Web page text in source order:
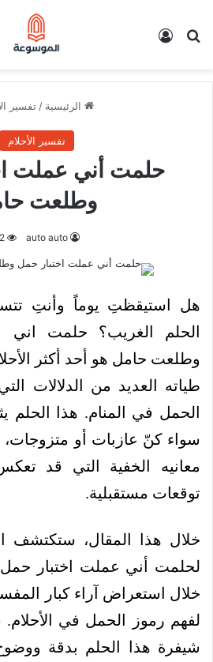
بحث عن
الرئيسية / تفسير
تفسير الأحلام
حلمت أني عملت
وطلعت
auto auto
هل استيقظتِ يوماً وأنتِ
الحلم الغريب؟ حلمت اني
وطلعت حامل هو أحد أكثر
طياته العديد من الدلالات
الحمل في المنام. هذا الحلم
سواء كنّ عازبات أو
توقعات مستقبلية.
خلال هذا المقال، ستكتشف
لحلمت أني عملت اختبار
خلال استعراض آراء كبار
لفهم رموز الحمل في
شيفرة هذا الحلم بدقة